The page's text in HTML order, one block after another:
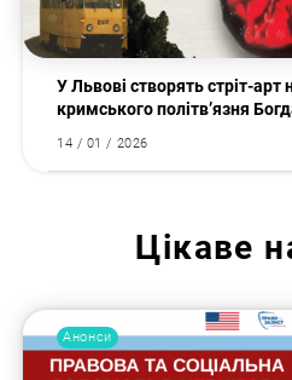
У Львові створять стріт-арт
кримського політв’язня
14 / 01 / 2026
Цікаве
Анонси